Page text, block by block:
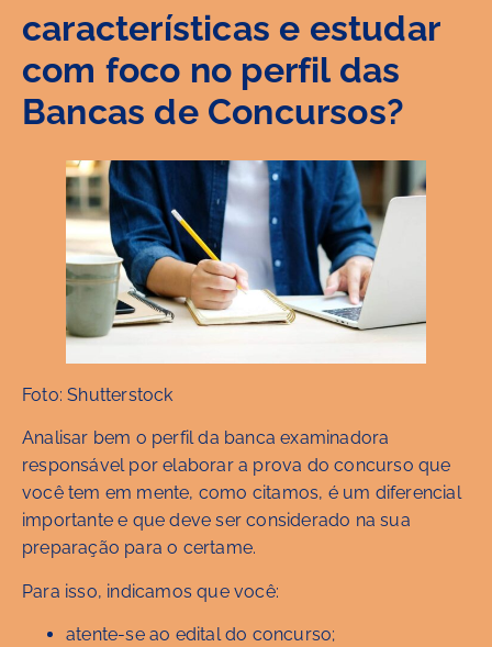
características e estudar
com foco no perfil das
Bancas de Concursos?
Foto: Shutterstock
Analisar bem o perfil da banca examinadora
responsável por elaborar a prova do concurso que
você tem em mente, como citamos, é um diferencial
importante e que deve ser considerado na sua
preparação para o certame.
Para isso, indicamos que você:
atente-se ao edital do concurso;